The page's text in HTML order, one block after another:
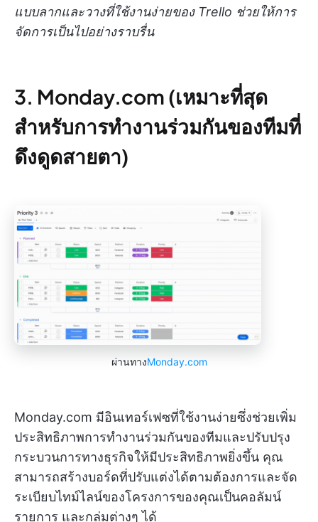
แบบลากและวางที่ใช้งานง่ายของ Trello ช่วยให้การ
จัดการเป็นไปอย่างราบรื่น
3. Monday.com (เหมาะที่สุด
สำหรับการทำงานร่วมกันของทีมที่
ดึงดูดสายตา)
ผ่านทางMonday.com
Monday.com มีอินเทอร์เฟซที่ใช้งานง่ายซึ่งช่วยเพิ่ม
ประสิทธิภาพการทำงานร่วมกันของทีมและปรับปรุง
กระบวนการทางธุรกิจให้มีประสิทธิภาพยิ่งขึ้น คุณ
สามารถสร้างบอร์ดที่ปรับแต่งได้ตามต้องการและจัด
ระเบียบไทม์ไลน์ของโครงการของคุณเป็นคอลัมน์
รายการ และกลุ่มต่างๆ ได้